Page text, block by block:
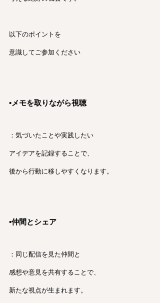
以下のポイントを
意識してご参加ください
•メモを取りながら視聴
：気づいたことや実践したい
アイデアを記録することで、
後から行動に移しやすくなります。
•仲間とシェア
：同じ配信を見た仲間と
感想や意見を共有することで、
新たな視点が生まれます。